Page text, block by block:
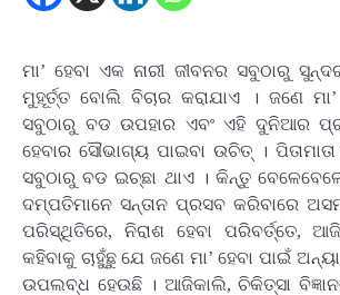
ମା’ ହେବା ଏକ ନାରୀ ଜୀବନର ସବୁଠାରୁ
ମୁହୂର୍ତ୍ତ ବୋଲି ବିଚାର କରାଯାଏ । ଜଣେ
ସବୁଠାରୁ ବଡ ଉପହାର ଏବଂ ଏହି ଦୁନିଆର
ହେବାର ସୌଭାଗ୍ୟ ପାଇବା ଉଚିତ୍ ।
ସବୁଠାରୁ ବଡ ଇଚ୍ଛା ଥାଏ । କିନ୍ତୁ
ଦମ୍ପତିମାନେ ସନ୍ତାନ ପ୍ରସବ କରିବାରେ
ପରିସ୍ଥିତିରେ, ନିରାଶ ହେବା ପରିବର୍ତ୍ତେ,
କହିବାକୁ ଚାହୁଁଛୁ ଯେ ଜଣେ ମା’ ହେବା ପାଇଁ
ଉପଲବ୍ଧ ହେଉଛି । ଆଜିକାଲି, ଚିକିତ୍ସା